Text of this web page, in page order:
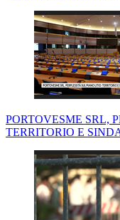
PORTOVESME SRL,
TERRITORIO E